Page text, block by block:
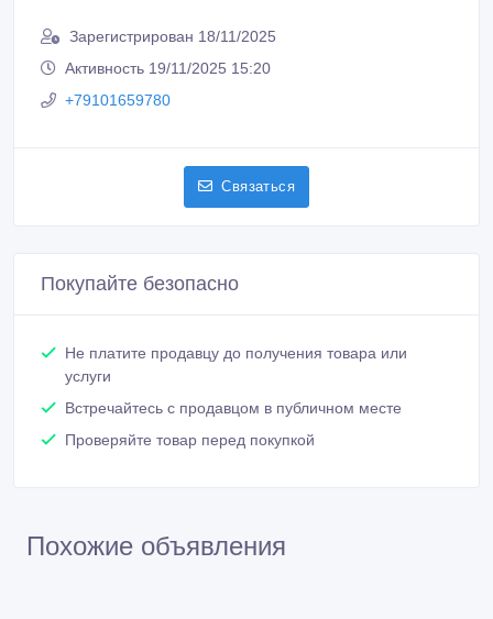
Зарегистрирован 18/11/2025
Активность 19/11/2025 15:20
+79101659780
Связаться
Покупайте безопасно
Не платите продавцу до получения товара или
услуги
Встречайтесь с продавцом в публичном месте
Проверяйте товар перед покупкой
Похожие объявления